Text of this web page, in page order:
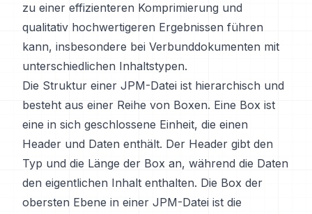
zu einer effizienteren Komprimierung und
qualitativ hochwertigeren Ergebnissen führen
kann, insbesondere bei Verbunddokumenten mit
unterschiedlichen Inhaltstypen.
Die Struktur einer JPM-Datei ist hierarchisch und
besteht aus einer Reihe von Boxen. Eine Box ist
eine in sich geschlossene Einheit, die einen
Header und Daten enthält. Der Header gibt den
Typ und die Länge der Box an, während die Daten
den eigentlichen Inhalt enthalten. Die Box der
obersten Ebene in einer JPM-Datei ist die